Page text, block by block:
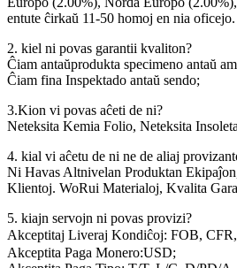
entute ĉirkaŭ 11-50 homoj en nia oficejo.
2. kiel ni povas garantii kvaliton?
Ĉiam antaŭprodukta specimeno antaŭ
Ĉiam fina Inspektado antaŭ sendo;
3.Kion vi povas aĉeti de ni?
Neteksita Kemia Folio, Neteksita
4. kial vi aĉetu de ni ne de aliaj
Ni Havas Altnivelan Produktan
Klientoj. WoRui Materialoj, Kvalita
5. kiajn servojn ni povas provizi?
Akceptitaj Liveraj Kondiĉoj: FOB, CFR,
Akceptita Paga Monero:USD;